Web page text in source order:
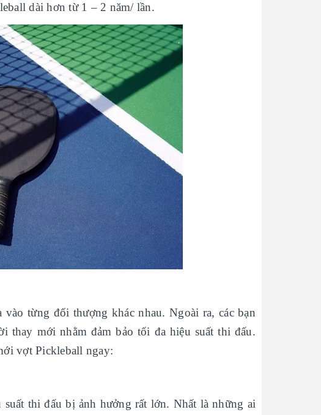
dài hơn từ 1 – 2 năm/ lần.
từng đối thượng khác nhau. Ngoài ra, các bạn
thay mới nhằm đảm bảo tối đa hiệu suất thi đấu.
vợt Pickleball ngay:
thi đấu bị ảnh hưởng rất lớn. Nhất là những ai